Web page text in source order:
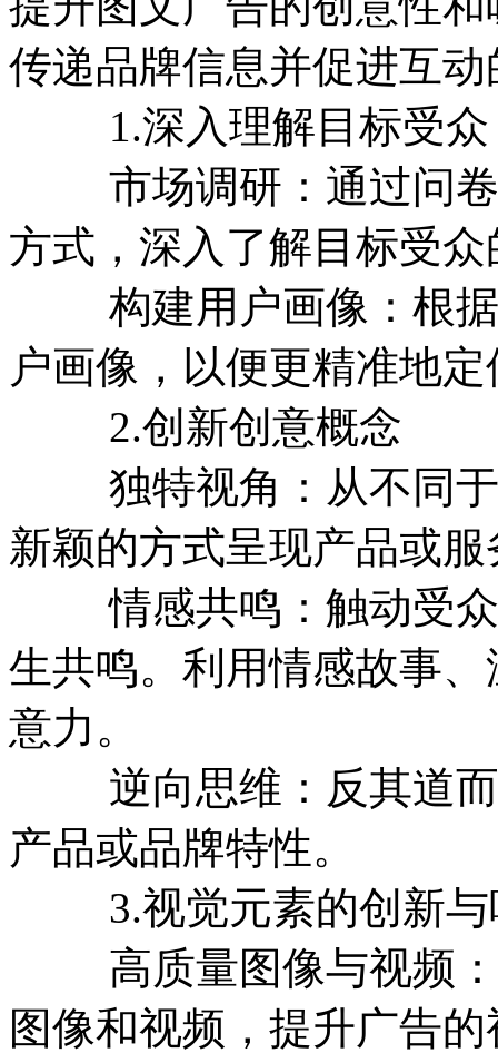
传递品牌信息并促进互
1.深入理解目标受众
市场调研：通过问卷
方式，深入了解目标受
构建用户画像：根据
户画像，以便更精准地
2.创新创意概念
独特视角：从不同于
新颖的方式呈现产品或服
情感共鸣：触动受众
生共鸣。利用情感故事
意力。
逆向思维：反其道而
产品或品牌特性。
3.视觉元素的创新与
高质量图像与视频：
图像和视频，提升广告